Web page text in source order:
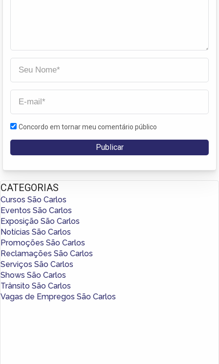
Concordo em tornar meu comentário público
CATEGORIAS
Cursos São Carlos
Eventos São Carlos
Exposição São Carlos
Notícias São Carlos
Promoções São Carlos
Reclamações São Carlos
Serviços São Carlos
Shows São Carlos
Trânsito São Carlos
Vagas de Empregos São Carlos